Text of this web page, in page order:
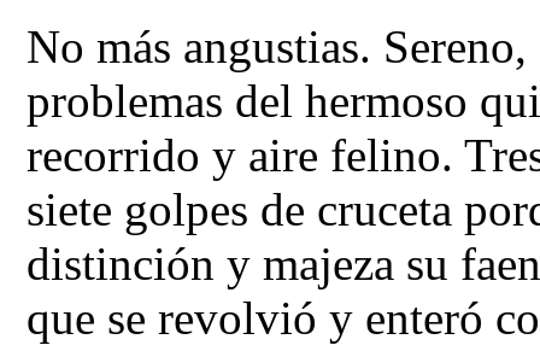
No más angustias.
problemas del hermoso
recorrido y aire felino.
siete golpes de cruceta
distinción y majeza su
que se revolvió y enteró